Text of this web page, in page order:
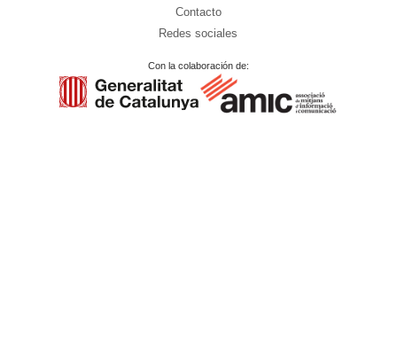
Contacto
Redes sociales
Con la colaboración de: